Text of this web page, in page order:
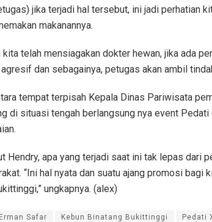
jika terjadi hal tersebut, ini jadi perhatian
makanannya.
kita telah mensiagakan dokter hewan, jika ada
dan sebagainya, petugas akan ambil
tempat terpisah Kepala Dinas Pariwisata
di situasi tengah berlangsung nya event
Hendry, apa yang terjadi saat ini tak lepas dari
“Ini hal nyata dan suatu ajang promosi bagi
ungkapnya. (alex)
Erman Safar Kebun Binatang Bukittinggi Pedati